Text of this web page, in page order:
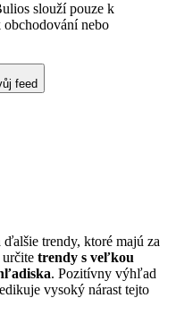
slouží pouze k
obchodování nebo
feed
trendy, ktoré majú za
trendy s veľkou
. Pozitívny výhľad
vysoký nárast tejto